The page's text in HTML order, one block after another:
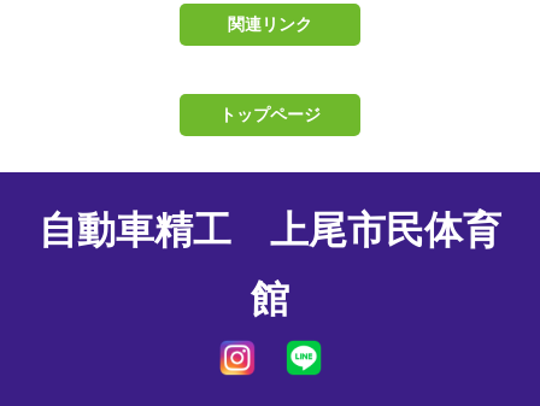
関連リンク
トップページ
自動車精工 上尾市民体育
館